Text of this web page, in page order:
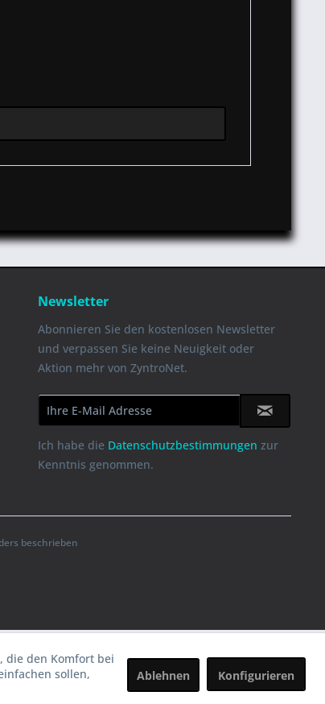
Newsletter
Abonnieren Sie den kostenlosen Newsletter
und verpassen Sie keine Neuigkeit oder
Aktion mehr von ZyntroNet.
Ich habe die Datenschutzbestimmungen zur
Kenntnis genommen.
beschrieben
die den Komfort bei
sollen,
Ablehnen Konfigurieren